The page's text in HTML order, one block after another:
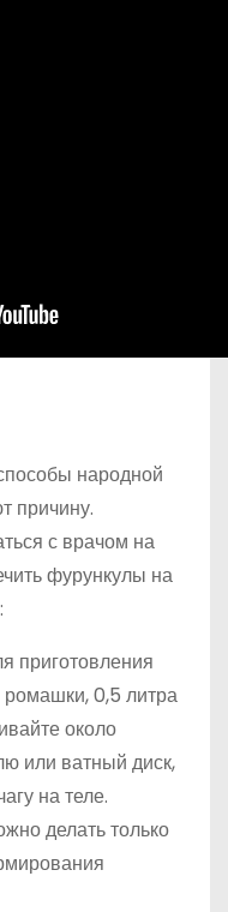
народной
причину.
с врачом на
фурункулы на
приготовления
ромашки, 0,5 литра
около
или ватный диск,
на теле.
делать только